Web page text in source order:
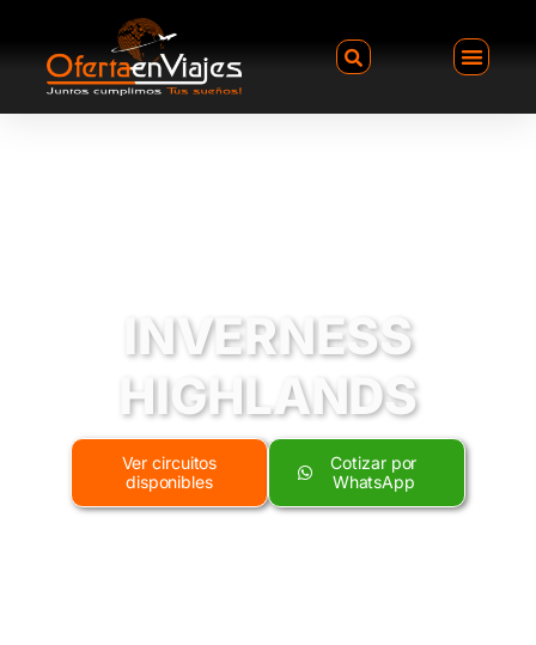
INVERNESS
HIGHLANDS
Ver circuitos
disponibles
Cotizar por
WhatsApp